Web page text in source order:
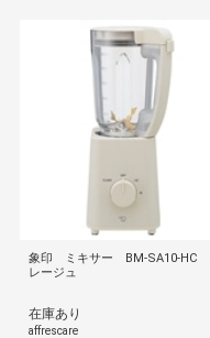
象印 ミキサー BM-SA10-HC
レージュ
在庫あり
affrescare